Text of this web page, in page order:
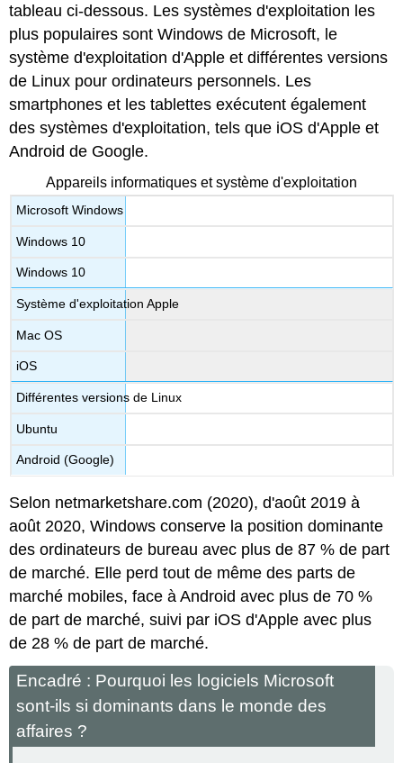
tableau ci-dessous. Les systèmes d'exploitation les
plus populaires sont Windows de Microsoft, le
système d'exploitation d'Apple et différentes versions
de Linux pour ordinateurs personnels. Les
smartphones et les tablettes exécutent également
des systèmes d'exploitation, tels que iOS d'Apple et
Android de Google.
Appareils informatiques et système d'exploitation
Microsoft Windows
Windows 10
Windows 10
Système d'exploitation Apple
Mac OS
iOS
Différentes versions de Linux
Ubuntu
Android (Google)
Selon netmarketshare.com (2020), d'août 2019 à
août 2020, Windows conserve la position dominante
des ordinateurs de bureau avec plus de 87 % de part
de marché. Elle perd tout de même des parts de
marché mobiles, face à Android avec plus de 70 %
de part de marché, suivi par iOS d'Apple avec plus
de 28 % de part de marché.
Encadré : Pourquoi les logiciels Microsoft
sont-ils si dominants dans le monde des
affaires ?